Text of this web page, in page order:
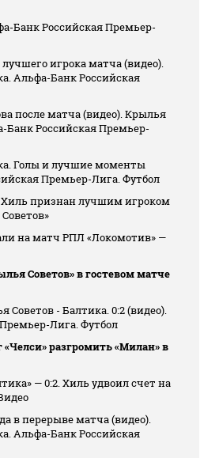
Банк Российская Премьер-
игрока матча (видео).
Альфа-Банк Российская
после матча (видео). Крылья
Банк Российская Премьер-
Голы и лучшие моменты
Премьер-Лига. Футбол
признан лучшим игроком
на матч РПЛ «Локомотив» —
Советов» в гостевом матче
Советов - Балтика. 0:2 (видео).
Лига. Футбол
разгромить «Милан» в
— 0:2. Хиль удвоил счет на
в перерыве матча (видео).
Альфа-Банк Российская